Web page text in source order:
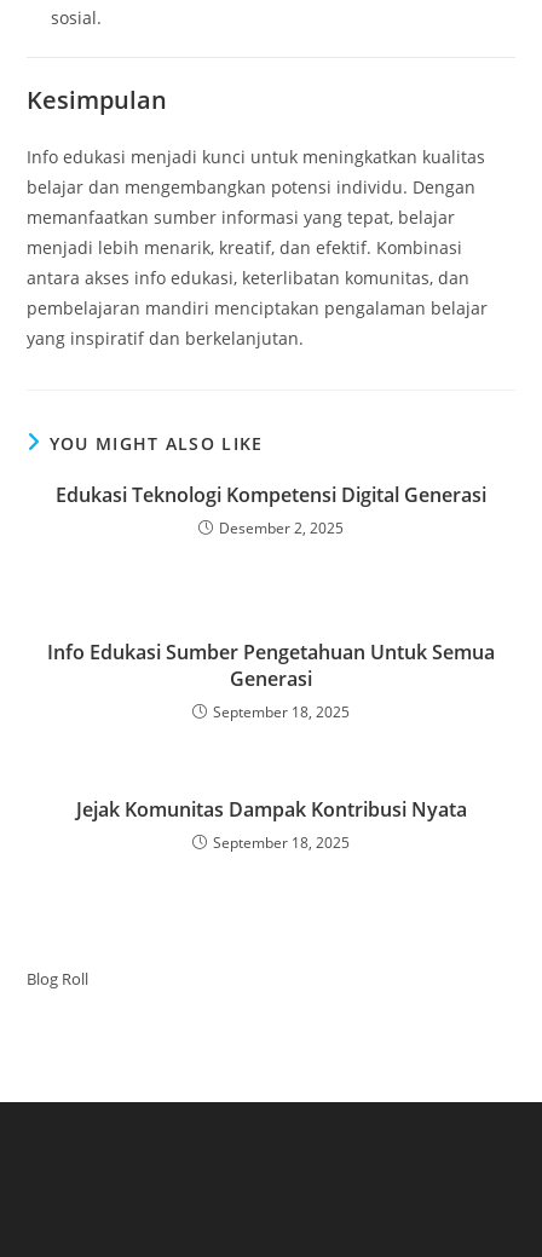
sosial.
Kesimpulan
Info edukasi menjadi kunci untuk meningkatkan kualitas
belajar dan mengembangkan potensi individu. Dengan
memanfaatkan sumber informasi yang tepat, belajar
menjadi lebih menarik, kreatif, dan efektif. Kombinasi
antara akses info edukasi, keterlibatan komunitas, dan
pembelajaran mandiri menciptakan pengalaman belajar
yang inspiratif dan berkelanjutan.
YOU MIGHT ALSO LIKE
Edukasi Teknologi Kompetensi Digital Generasi
Desember 2, 2025
Info Edukasi Sumber Pengetahuan Untuk Semua
Generasi
September 18, 2025
Jejak Komunitas Dampak Kontribusi Nyata
September 18, 2025
Blog Roll